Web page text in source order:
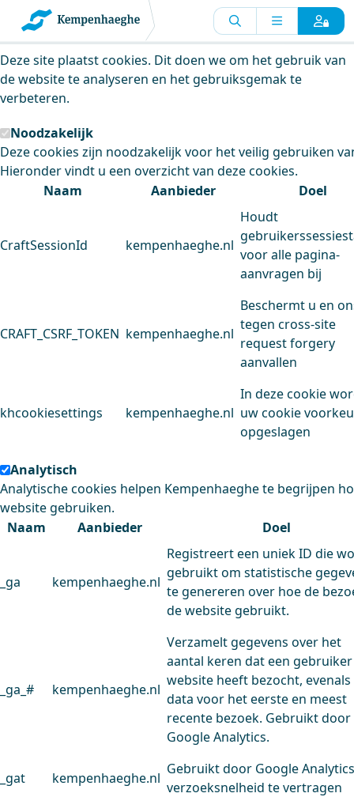
Kempenhaeghe maakt gebruik van
cookies
Deze site plaatst cookies. Dit doen we om het gebruik van
de website te analyseren en het gebruiksgemak te
verbeteren.
Noodzakelijk
Deze cookies zijn noodzakelijk voor het veilig gebruiken
Hieronder vindt u een overzicht van deze cookies.
Naam
Aanbieder Doel
CraftSessionId kempenhaeghe.nl
Houdt
voor alle pagina-
aanvragen bij
CRAFT_CSRF_TOKEN kempenhaeghe.nl
Beschermt u en
tegen cross-site
request forgery
aanvallen
khcookiesettings kempenhaeghe.nl
In deze cookie
uw cookie
opgeslagen
Analytisch
Analytische cookies helpen Kempenhaeghe te begrijpen
website gebruiken.
Naam
Aanbieder Doel
_ga kempenhaeghe.nl
Registreert een uniek ID die
gebruikt om statistische
te genereren over hoe de
de website gebruikt.
_ga_# kempenhaeghe.nl
Verzamelt gegevens over het
aantal keren dat een
website heeft bezocht, evenals
data voor het eerste en meest
recente bezoek. Gebruikt door
Google Analytics.
_gat kempenhaeghe.nl
Gebruikt door Google
verzoeksnelheid te vertragen